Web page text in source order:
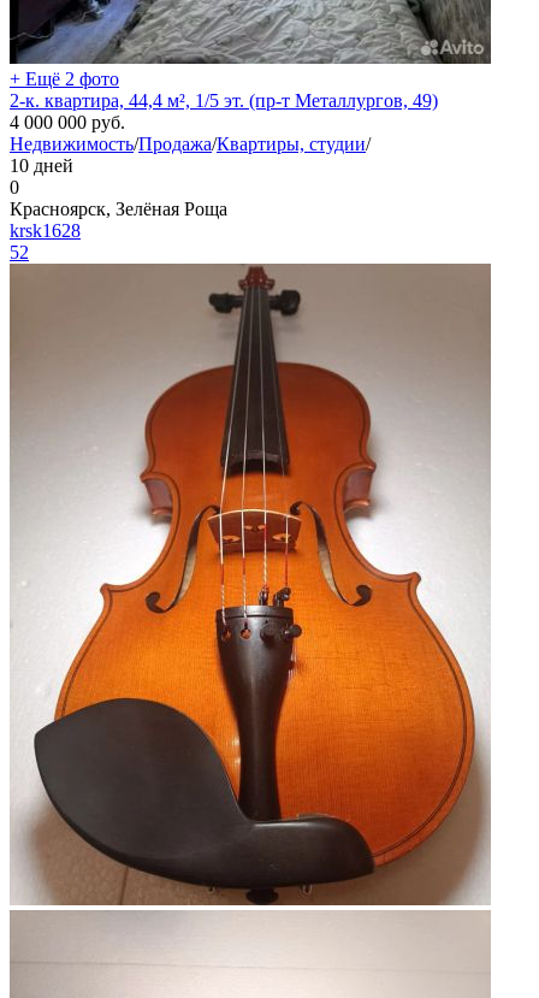
+ Ещё 2 фото
2-к. квартира, 44,4 м², 1/5 эт. (пр-т Металлургов, 49)
4 000 000 руб.
Недвижимость/Продажа/Квартиры, студии/
10 дней
0
Красноярск, Зелёная Роща
krsk1628
52